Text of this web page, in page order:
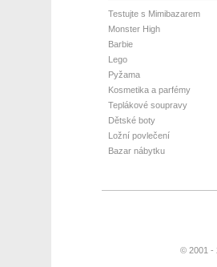
Testujte s Mimibazarem
Monster High
Barbie
Lego
Pyžama
Kosmetika a parfémy
Teplákové soupravy
Dětské boty
Ložní povlečení
Bazar nábytku
© 2001 -